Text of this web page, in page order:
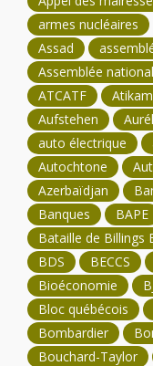
armes nucléaires
Assad
Assemblée
ATCATF
Aufstehen
auto électrique
Autochtone
Azerbaïdjan
Banques
BAPE
Bataille de Billings
BDS
BECCS
Bioéconomie
Bloc québécois
Bombardier
Bouchard-Taylor